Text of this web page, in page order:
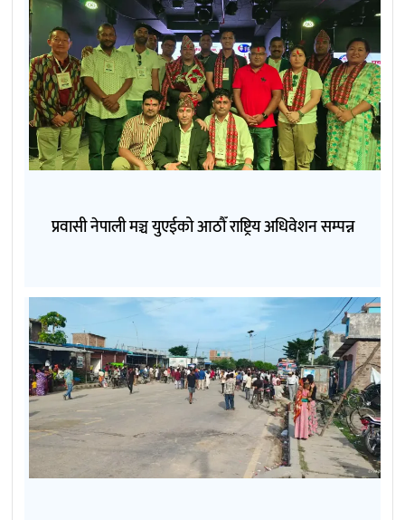
प्रवासी नेपाली मञ्च युएईको आठौँ राष्ट्रिय अधिवेशन सम्पन्न